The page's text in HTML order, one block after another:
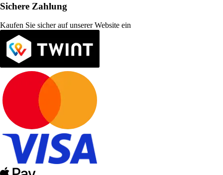
Sichere Zahlung
Kaufen Sie sicher auf unserer Website ein